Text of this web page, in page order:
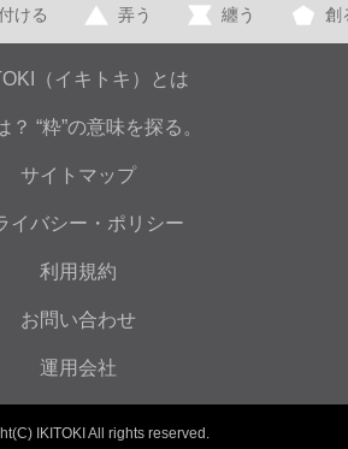
ける 弄う 纏う 創
（イキトキ）とは
？ “粋”の意味を探る。
サイトマップ
イバシー・ポリシー
利用規約
お問い合わせ
運用会社
IKITOKI All rights reserved.